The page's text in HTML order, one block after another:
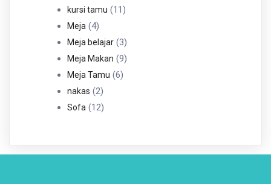
kursi tamu 1111
Meja 44
Produk
Meja belajar 33
Produk
Meja Makan 99
Meja Tamu 66
nakas 22
Produk
Sofa 1212